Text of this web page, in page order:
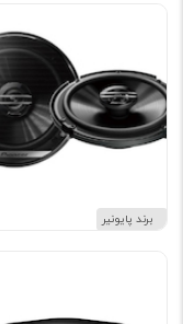
برند پایونیر